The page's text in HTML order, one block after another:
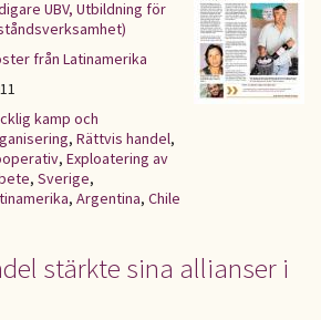
UBV, Utbildning för
från Latinamerika
kamp och
, Rättvis handel,
, Exploatering av
, Sverige,
, Argentina, Chile
stärkte sina allianser i